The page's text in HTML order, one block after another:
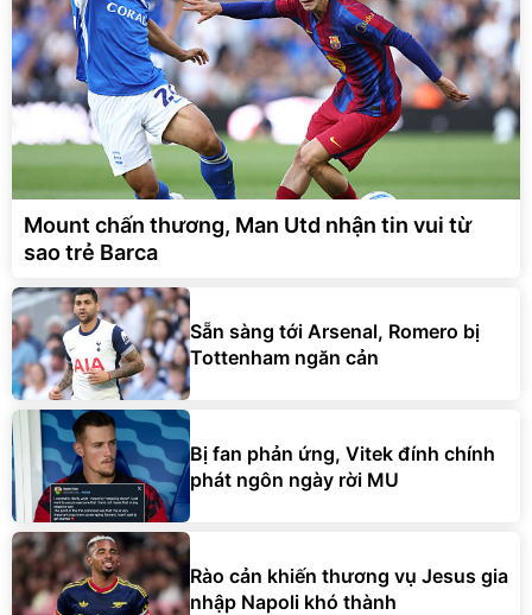
Mount chấn thương, Man Utd nhận tin vui từ
sao trẻ Barca
Sẵn sàng tới Arsenal, Romero bị
Tottenham ngăn cản
Bị fan phản ứng, Vitek đính chính
phát ngôn ngày rời MU
Rào cản khiến thương vụ Jesus gia
nhập Napoli khó thành